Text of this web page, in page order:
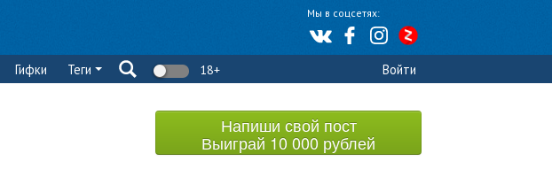
Мы в соцсетях:
Гифки Теги 18+ Войти
Напиши свой пост
Выиграй 10 000 рублей